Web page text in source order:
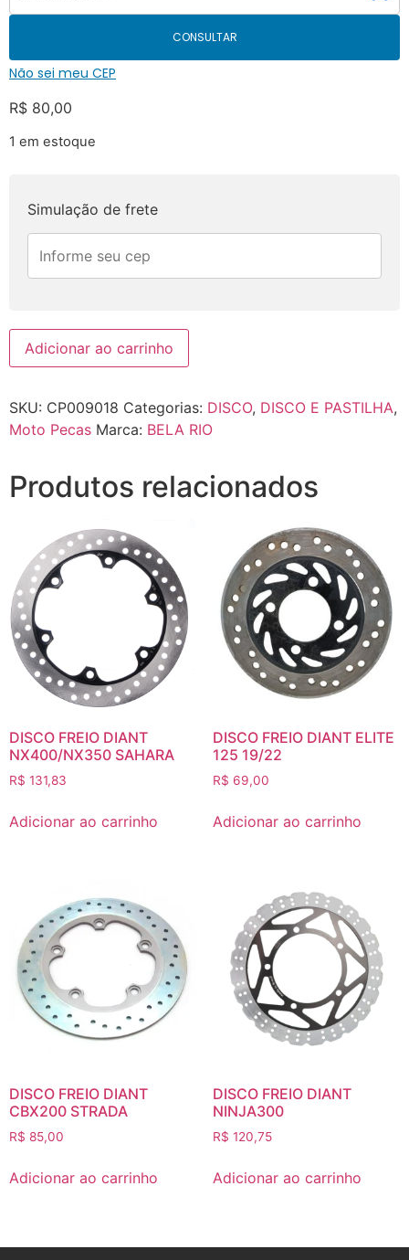
CONSULTAR
Não sei meu CEP
R$ 80,00
1 em estoque
Simulação de frete
Adicionar ao carrinho
SKU: CP009018 Categorias: DISCO, DISCO E PASTILHA,
Moto Pecas Marca: BELA RIO
Produtos relacionados
DISCO FREIO DIANT
NX400/NX350 SAHARA
R$ 131,83
Adicionar ao carrinho
DISCO FREIO DIANT ELITE
125 19/22
R$ 69,00
Adicionar ao carrinho
DISCO FREIO DIANT
CBX200 STRADA
R$ 85,00
Adicionar ao carrinho
DISCO FREIO DIANT
NINJA300
R$ 120,75
Adicionar ao carrinho